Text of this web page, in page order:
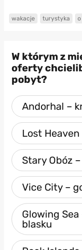
wakacje turystyka
W którym z
oferty
pobyt?
Andorhal –
Lost
Stary Obóz
Vice City –
Glowing
blasku